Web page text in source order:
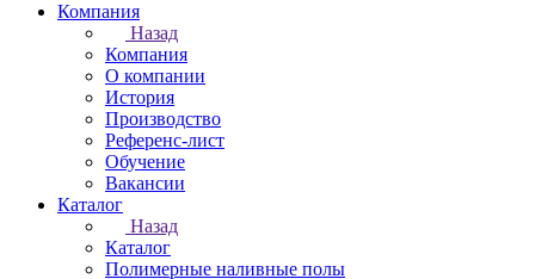
Компания
Назад
Компания
О компании
История
Производство
Референс-лист
Обучение
Вакансии
Каталог
Назад
Каталог
Полимерные наливные полы